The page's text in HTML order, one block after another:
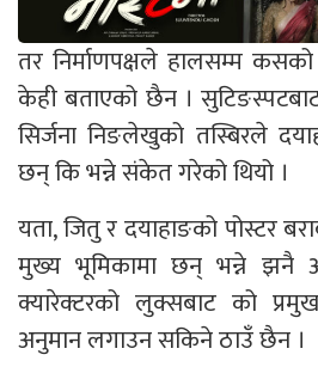
तर निर्माणपक्षले हालसम्म
केही बताएको छैन ।
सिर्जना निङलेखुको तस्बिरले
छन् कि भन्ने संकेत गरेको थियो ।
यता, जितु र दयाहाङको पोस्टर
मुख्य भूमिकामा छन् भन्ने झनै
क्यारेक्टरको लुक्सबाट को
अनुमान लगाउन सकिने ठाउँ छैन ।